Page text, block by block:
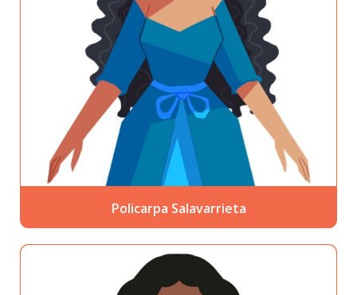
Policarpa Salavarrieta